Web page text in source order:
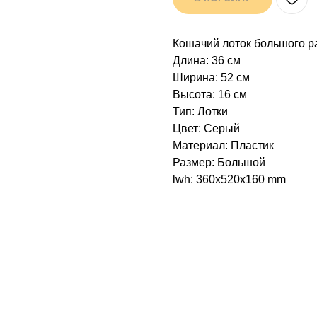
Кошачий лоток большого
Длина: 36 см
Ширина: 52 см
Высота: 16 см
Тип: Лотки
Цвет: Серый
Материал: Пластик
Размер: Большой
lwh: 360x520x160 mm